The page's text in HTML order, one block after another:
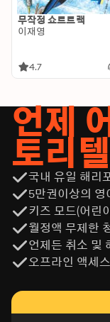
디 부문을 수상했
를 앞두고 있다.뒤
달랬어요』와 『
히 달라진 스타일
디킨스다”라는 언
책 Top 3, 굿리즈
란 도약을 이루어
들』 역시 아마존,
정점을 찍는 작가
의 날』과 『일생
마지막 작별인사를
다. 삶의 소중함을
‘인생소설’이라는
을 깊이 울리고 있
『우리와 당신들』
비롯한 여러 매체
만 개가 넘는 평점
무작정 쇼트트랙
이재영
4.7
언제
토리텔
국내 유일 해리
5만권이상의
키즈 모드(어린
월정액 무제한
언제든 취소 및
오프라인 액세